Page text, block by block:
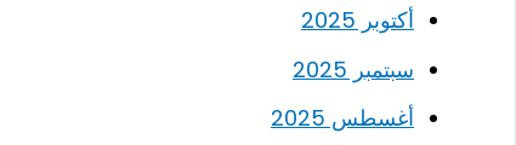
أكتوبر 2025
سبتمبر 2025
أغسطس 2025